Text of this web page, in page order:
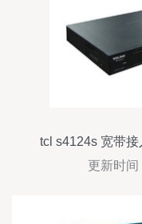
tcl s4124s 宽带
数 文
更新时